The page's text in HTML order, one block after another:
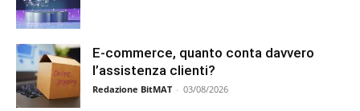
E-commerce, quanto conta davvero
l’assistenza clienti?
Redazione BitMAT - 03/08/2026